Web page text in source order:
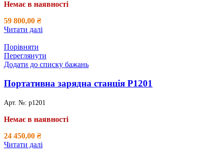
Немає в наявності
59 800,00 ₴
Читати далі
Порівняти
Переглянути
Додати до списку бажань
Портативна зарядна станція P1201
Арт. №: p1201
Немає в наявності
24 450,00 ₴
Читати далі